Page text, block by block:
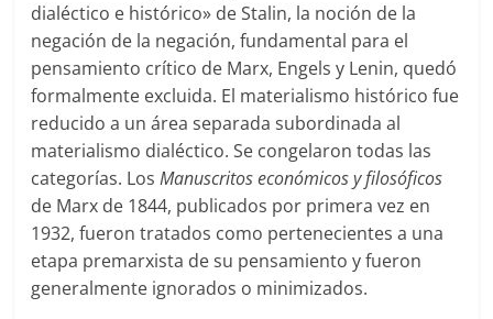
dialéctico e histórico» de Stalin, la noción de la
negación de la negación, fundamental para el
pensamiento crítico de Marx, Engels y Lenin, quedó
formalmente excluida. El materialismo histórico fue
reducido a un área separada subordinada al
materialismo dialéctico. Se congelaron todas las
categorías. LosManuscritos económicos y filosóficos
de Marx de 1844, publicados por primera vez en
1932, fueron tratados como pertenecientes a una
etapa premarxista de su pensamiento y fueron
generalmente ignorados o minimizados.